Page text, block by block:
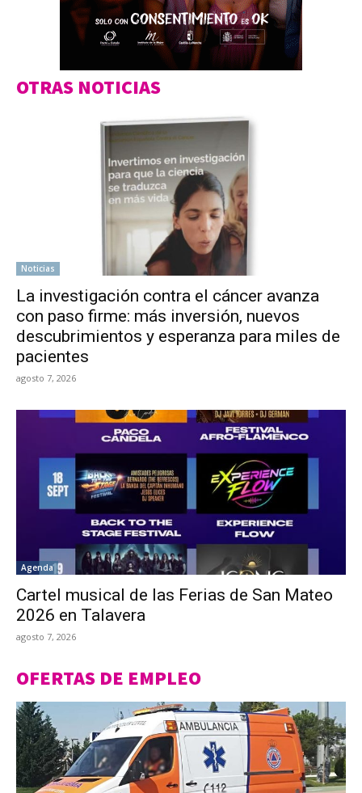
OTRAS NOTICIAS
Noticias
La investigación contra el cáncer avanza
con paso firme: más inversión, nuevos
descubrimientos y esperanza para miles de
pacientes
agosto 7, 2026
Agenda
Cartel musical de las Ferias de San Mateo
2026 en Talavera
agosto 7, 2026
OFERTAS DE EMPLEO